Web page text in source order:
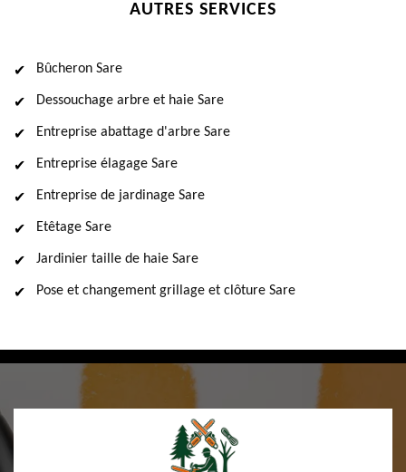
AUTRES SERVICES
Bûcheron Sare
Dessouchage arbre et haie Sare
Entreprise abattage d'arbre Sare
Entreprise élagage Sare
Entreprise de jardinage Sare
Etêtage Sare
Jardinier taille de haie Sare
Pose et changement grillage et clôture Sare